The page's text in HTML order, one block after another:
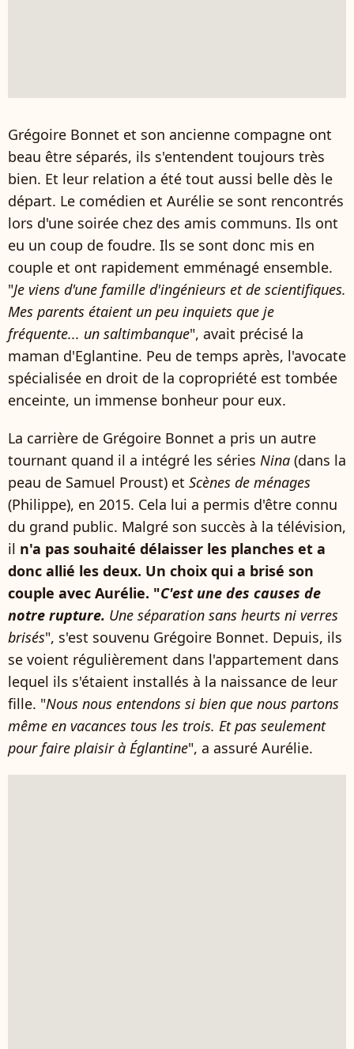
Grégoire Bonnet et son ancienne compagne ont
beau être séparés, ils s'entendent toujours très
bien. Et leur relation a été tout aussi belle dès le
départ. Le comédien et Aurélie se sont rencontrés
lors d'une soirée chez des amis communs. Ils ont
eu un coup de foudre. Ils se sont donc mis en
couple et ont rapidement emménagé ensemble.
"Je viens d'une famille d'ingénieurs et de scientifiques.
Mes parents étaient un peu inquiets que je
fréquente... un saltimbanque", avait précisé la
maman d'Eglantine. Peu de temps après, l'avocate
spécialisée en droit de la copropriété est tombée
enceinte, un immense bonheur pour eux.
La carrière de Grégoire Bonnet a pris un autre
tournant quand il a intégré les séries Nina (dans la
peau de Samuel Proust) et Scènes de ménages
(Philippe), en 2015. Cela lui a permis d'être connu
du grand public. Malgré son succès à la télévision,
il n'a pas souhaité délaisser les planches et a
donc allié les deux. Un choix qui a brisé son
couple avec Aurélie. "C'est une des causes de
notre rupture. Une séparation sans heurts ni verres
brisés", s'est souvenu Grégoire Bonnet. Depuis, ils
se voient régulièrement dans l'appartement dans
lequel ils s'étaient installés à la naissance de leur
fille. "Nous nous entendons si bien que nous partons
même en vacances tous les trois. Et pas seulement
pour faire plaisir à Églantine", a assuré Aurélie.